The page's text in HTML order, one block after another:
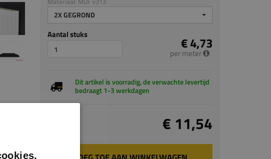
2X GEGROND
Aantal stuks € 4,73
per meter
Dit artikel is voorradig, de verwachte levertijd
bedraagt 1-3 werkdagen
€ 11,54